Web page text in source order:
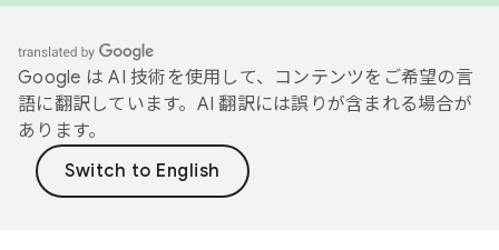
Google は AI 技術を使用して、コンテンツをご希望の言
語に翻訳しています。AI 翻訳には誤りが含まれる場合が
あります。